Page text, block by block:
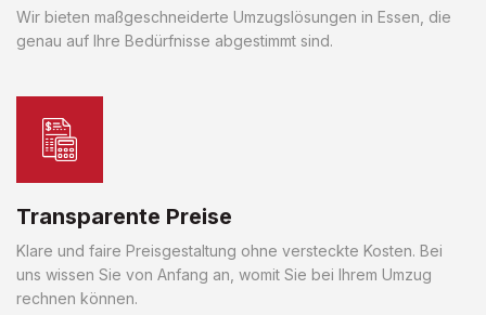
Wir bieten maßgeschneiderte Umzugslösungen in Essen, die
genau auf Ihre Bedürfnisse abgestimmt sind.
Transparente Preise
Klare und faire Preisgestaltung ohne versteckte Kosten. Bei
uns wissen Sie von Anfang an, womit Sie bei Ihrem Umzug
rechnen können.